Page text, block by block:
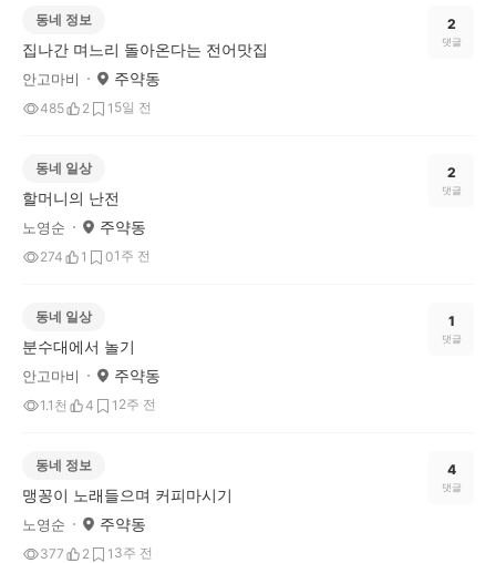
동네 정보
집나간 며느리 돌아온다는 전어맛집
안고마비 주약동
485 2 1 5일 전
2
댓글
동네 일상
할머니의 난전
노영순 주약동
274 1 01주 전
2
댓글
동네 일상
분수대에서 놀기
안고마비 주약동
1.1천 4 1 2주 전
1
댓글
동네 정보
맹꽁이 노래들으며 커피마시기
노영순 주약동
377 2 1 3주 전
4
댓글